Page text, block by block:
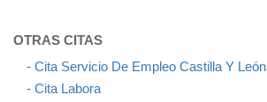
OTRAS CITAS
- Cita Servicio De Empleo Castilla Y León
- Cita Labora